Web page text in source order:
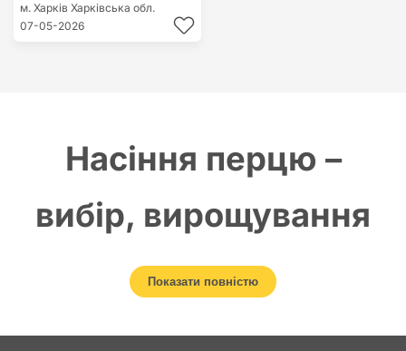
м. Харків Харківська обл.
07-05-2026
Насіння перцю –
вибір, вирощування
та поради для
успішного врожаю
Показати повністю